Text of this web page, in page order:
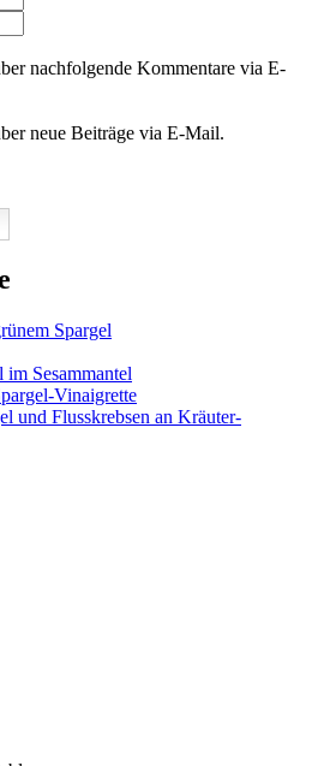
nachfolgende Kommentare via E-
neue Beiträge via E-Mail.
Spargel
im Sesammantel
Vinaigrette
und Flusskrebsen an Kräuter-